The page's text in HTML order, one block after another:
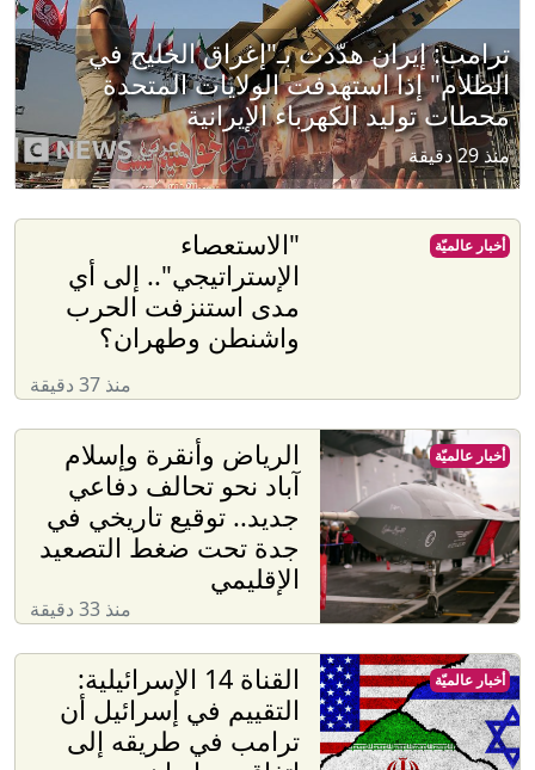
ترامب: إيران هدّدت بـ"إغراق الخليج في
الظلام" إذا استهدفت الولايات المتحدة
محطات توليد الكهرباء الإيرانية
منذ 29 دقيقة
"الاستعصاء
الإستراتيجي".. إلى أي
مدى استنزفت الحرب
واشنطن وطهران؟
منذ 37 دقيقة
أخبار عالميّة
الرياض وأنقرة وإسلام
آباد نحو تحالف دفاعي
جديد.. توقيع تاريخي في
جدة تحت ضغط التصعيد
الإقليمي
منذ 33 دقيقة
أخبار عالميّة
القناة 14 الإسرائيلية:
التقييم في إسرائيل أن
ترامب في طريقه إلى
أخبار عالميّة